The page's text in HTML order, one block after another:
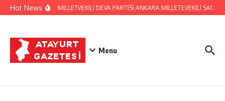
İçeriğe atla
Hot News
HATAY ESKİ MİLLETVEKİLİ DEVA PARTİSİ ANKARA MİLLETEVEKİLİ
Menu